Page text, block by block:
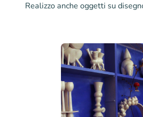
Realizzo anche oggetti su